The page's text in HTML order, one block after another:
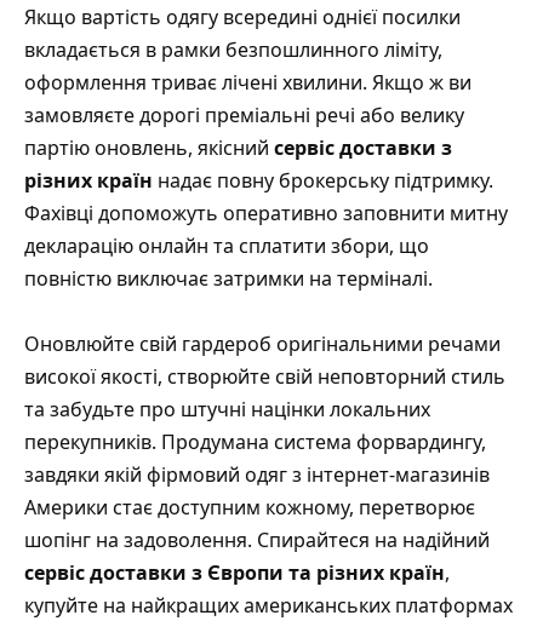
Якщо вартість одягу всередині однієї посилки
вкладається в рамки безпошлинного ліміту,
оформлення триває лічені хвилини. Якщо ж ви
замовляєте дорогі преміальні речі або велику
партію оновлень, якісний сервіс доставки з
різних країн надає повну брокерську підтримку.
Фахівці допоможуть оперативно заповнити митну
декларацію онлайн та сплатити збори, що
повністю виключає затримки на терміналі.
Оновлюйте свій гардероб оригінальними речами
високої якості, створюйте свій неповторний стиль
та забудьте про штучні націнки локальних
перекупників. Продумана система форвардингу,
завдяки якій фірмовий одяг з інтернет-магазинів
Америки стає доступним кожному, перетворює
шопінг на задоволення. Спирайтеся на надійний
сервіс доставки з Європи та різних країн,
купуйте на найкращих американських платформах